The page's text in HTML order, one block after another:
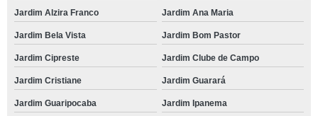
Jardim Alzira Franco Jardim Ana Maria
Jardim Bela Vista Jardim Bom Pastor
Jardim Cipreste Jardim Clube de Campo
Jardim Cristiane Jardim Guarará
Jardim Guaripocaba Jardim Ipanema